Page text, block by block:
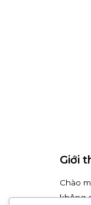
Giới
Chào
không